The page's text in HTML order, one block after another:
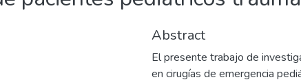
Abstract
El presente trabajo de
en cirugías de emergencia